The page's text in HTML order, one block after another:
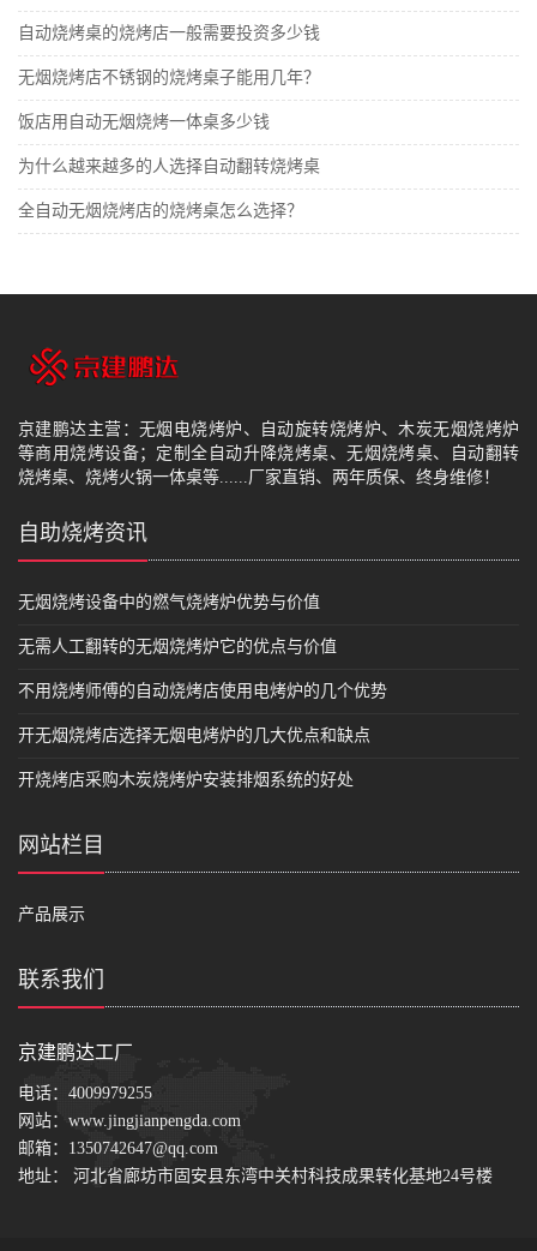
自动烧烤桌的烧烤店一般需要投资多少钱
无烟烧烤店不锈钢的烧烤桌子能用几年？
饭店用自动无烟烧烤一体桌多少钱
为什么越来越多的人选择自动翻转烧烤桌
全自动无烟烧烤店的烧烤桌怎么选择？
京建鹏达主营：无烟电烧烤炉、自动旋转烧烤炉、木炭无烟烧烤炉
等商用烧烤设备；定制全自动升降烧烤桌、无烟烧烤桌、自动翻转
烧烤桌、烧烤火锅一体桌等......厂家直销、两年质保、终身维修！
自助烧烤资讯
无烟烧烤设备中的燃气烧烤炉优势与价值
无需人工翻转的无烟烧烤炉它的优点与价值
不用烧烤师傅的自动烧烤店使用电烤炉的几个优势
开无烟烧烤店选择无烟电烤炉的几大优点和缺点
开烧烤店采购木炭烧烤炉安装排烟系统的好处
网站栏目
产品展示
联系我们
京建鹏达工厂
电话： 4009979255
网站： www.jingjianpengda.com
邮箱： 1350742647@qq.com
地址： 河北省廊坊市固安县东湾中关村科技成果转化基地24号楼